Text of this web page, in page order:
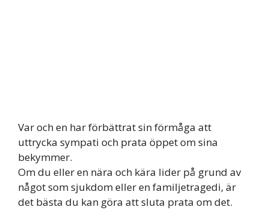
Var och en har förbättrat sin förmåga att
uttrycka sympati och prata öppet om sina
bekymmer.
Om du eller en nära och kära lider på grund av
något som sjukdom eller en familjetragedi, är
det bästa du kan göra att sluta prata om det.